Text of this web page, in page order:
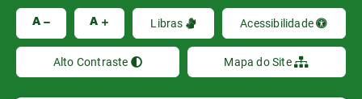
A A Libras Acessibilidade
Alto Contraste Mapa do Site